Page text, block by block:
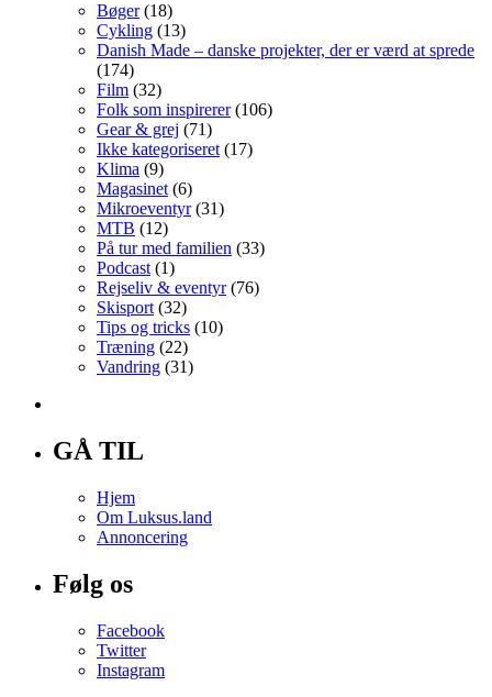
Bøger(18)
Cykling (13)
Danish Made – danske projekter, der er værd at sprede
(174)
Film (32)
Folk som inspirerer(106)
Gear & grej (71)
Ikke kategoriseret (17)
Klima (9)
Magasinet (6)
Mikroeventyr(31)
MTB (12)
På tur med familien (33)
Podcast (1)
Rejseliv & eventyr(76)
Skisport (32)
Tips og tricks (10)
Træning (22)
Vandring (31)
GÅ TIL
Hjem
Om Luksus.land
Annoncering
Følg os
Facebook
Twitter
Instagram